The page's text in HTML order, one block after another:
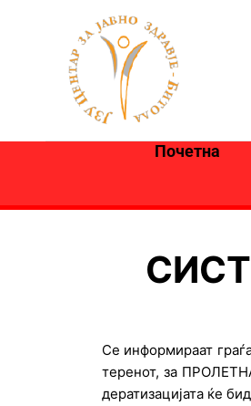
Почетна
Се информираат
теренот, за
дератизацијата ќе